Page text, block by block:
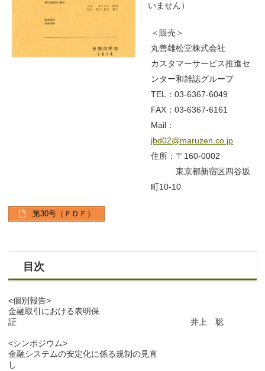
いません）
＜販売＞
丸善雄松堂株式会社
カスタマーサービス推進セ
ンター和雑誌グループ
TEL：03-6367-6049
FAX：03-6367-6161
Mail：
jbd02@maruzen.co.jp
住所：〒160-0002
東京都新宿区四谷坂
町10-10
第30号（ＰＤＦ）
目次
<個別報告>
金融取引における表明保
証 井上 聡
<シンポジウム>
金融システムの安定化に係る規制の見直
し